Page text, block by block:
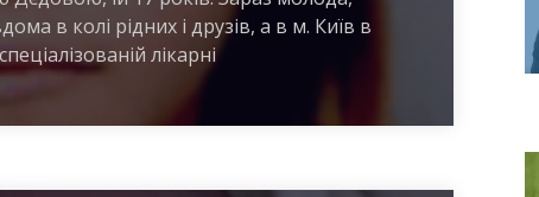
в колі рідних і друзів, а в м. Київ в
лікарні